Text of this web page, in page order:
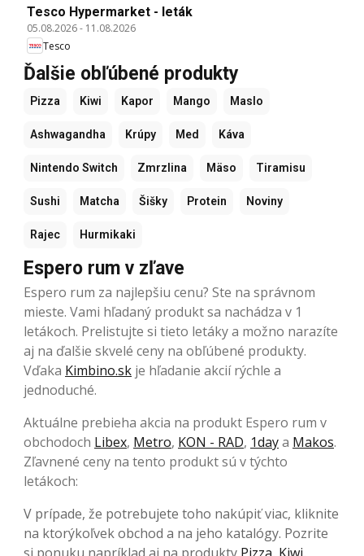
Tesco Hypermarket - leták
05.08.2026- 11.08.2026
Tesco
Ďalšie obľúbené produkty
Pizza Kiwi Kapor Mango Maslo
Ashwagandha Krúpy Med Káva
Nintendo Switch Zmrzlina Mäso Tiramisu
Sushi Matcha Šišky Protein Noviny
Rajec Hurmikaki
Espero rum v zľave
Espero rum za najlepšiu cenu? Ste na správnom
mieste. Vami hľadaný produkt sa nachádza v 1
letákoch. Prelistujte si tieto letáky a možno narazíte
aj na ďalšie skvelé ceny na obľúbené produkty.
Vďaka Kimbino.sk je hľadanie akcií rýchle a
jednoduché.
Aktuálne prebieha akcia na produkt Espero rum v
obchodoch Libex, Metro, KON - RAD, 1daya Makos.
Zľavnené ceny na tento produkt sú v týchto
letákoch:
V prípade, že potrebujete toho nakúpiť viac, kliknite
na ktorýkoľvek obchod a na jeho katalógy. Pozrite